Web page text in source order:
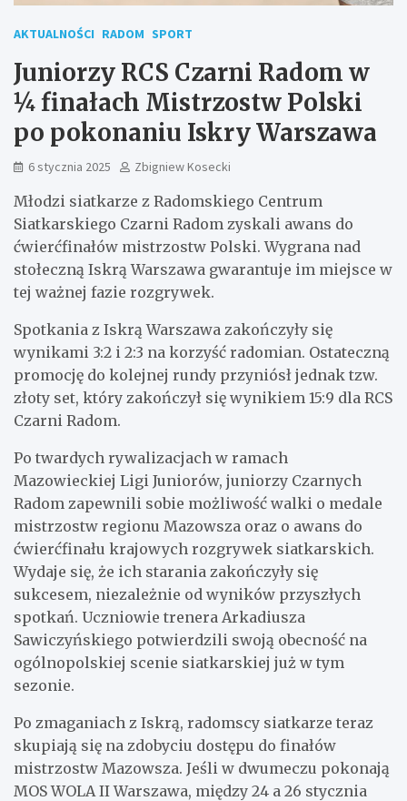
AKTUALNOŚCI RADOM SPORT
Juniorzy RCS Czarni Radom w
¼ finałach Mistrzostw Polski
po pokonaniu Iskry Warszawa
6 stycznia 2025 Zbigniew Kosecki
Młodzi siatkarze z Radomskiego Centrum
Siatkarskiego Czarni Radom zyskali awans do
ćwierćfinałów mistrzostw Polski. Wygrana nad
stołeczną Iskrą Warszawa gwarantuje im miejsce w
tej ważnej fazie rozgrywek.
Spotkania z Iskrą Warszawa zakończyły się
wynikami 3:2 i 2:3 na korzyść radomian. Ostateczną
promocję do kolejnej rundy przyniósł jednak tzw.
złoty set, który zakończył się wynikiem 15:9 dla RCS
Czarni Radom.
Po twardych rywalizacjach w ramach
Mazowieckiej Ligi Juniorów, juniorzy Czarnych
Radom zapewnili sobie możliwość walki o medale
mistrzostw regionu Mazowsza oraz o awans do
ćwierćfinału krajowych rozgrywek siatkarskich.
Wydaje się, że ich starania zakończyły się
sukcesem, niezależnie od wyników przyszłych
spotkań. Uczniowie trenera Arkadiusza
Sawiczyńskiego potwierdzili swoją obecność na
ogólnopolskiej scenie siatkarskiej już w tym
sezonie.
Po zmaganiach z Iskrą, radomscy siatkarze teraz
skupiają się na zdobyciu dostępu do finałów
mistrzostw Mazowsza. Jeśli w dwumeczu pokonają
MOS WOLA II Warszawa, między 24 a 26 stycznia